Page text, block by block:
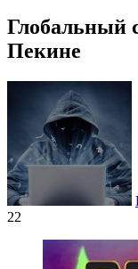
Глобальный
Пекине
22